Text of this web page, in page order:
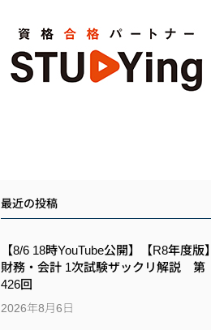
最近の投稿
【8/6 18時YouTube公開】【R8年度版】
財務・会計 1次試験ザックリ解説 第
426回
2026年8月6日